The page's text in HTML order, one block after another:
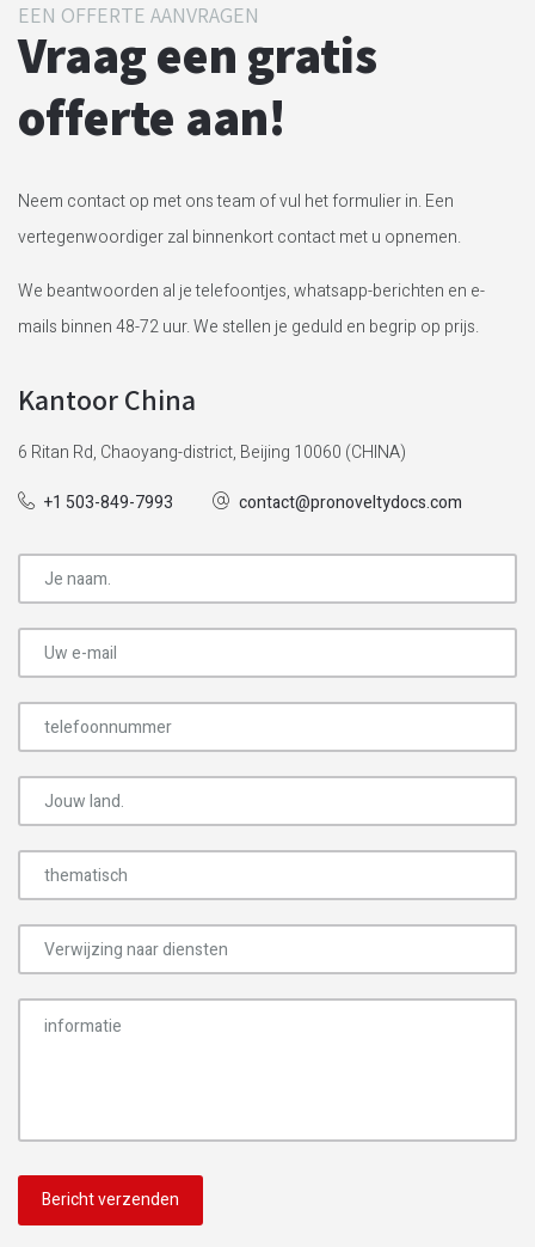
EEN OFFERTE AANVRAGEN
Vraag een gratis
offerte aan!
Neem contact op met ons team of vul het formulier in. Een
vertegenwoordiger zal binnenkort contact met u opnemen.
We beantwoorden al je telefoontjes, whatsapp-berichten en e-
mails binnen 48-72 uur. We stellen je geduld en begrip op prijs.
Kantoor China
6 Ritan Rd, Chaoyang-district, Beijing 10060 (CHINA)
+1 503-849-7993
contact@pronoveltydocs.com